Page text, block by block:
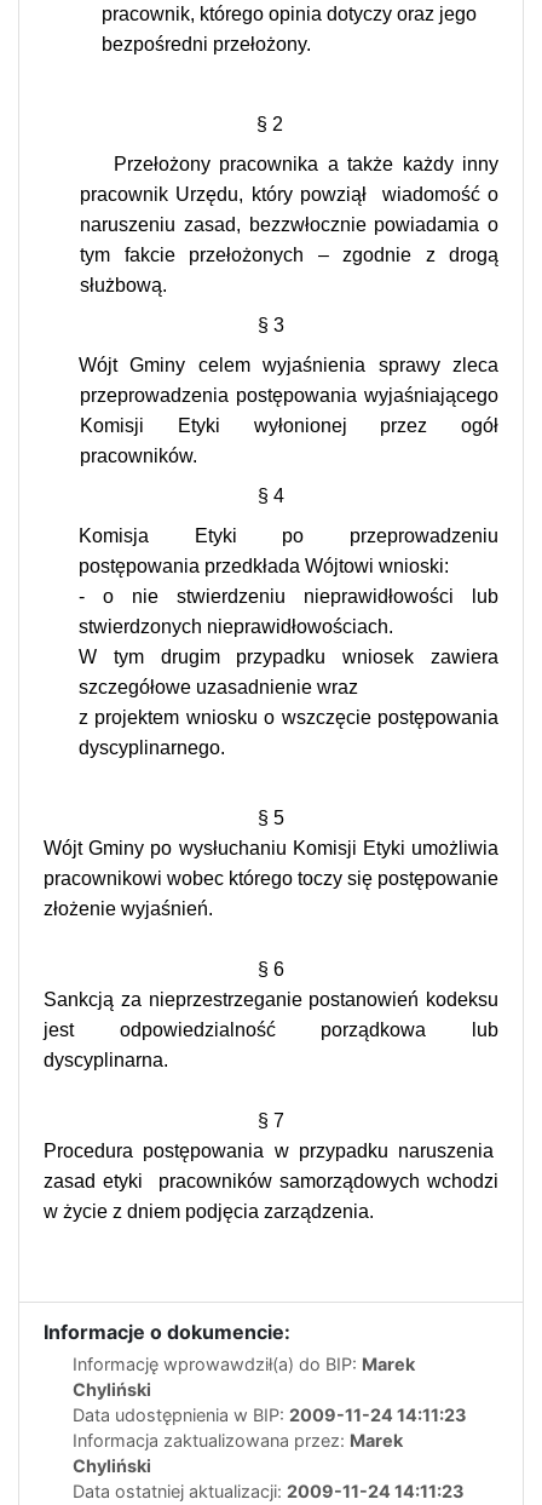
pracownik, którego opinia dotyczy oraz jego
bezpośredni przełożony.
§ 2
Przełożony pracownika a także każdy inny
pracownik Urzędu, który powziął
wiadomość o
naruszeniu zasad, bezzwłocznie powiadamia o
tym fakcie przełożonych – zgodnie z drogą
służbową.
§ 3
Wójt Gminy celem wyjaśnienia sprawy zleca
przeprowadzenia postępowania wyjaśniającego
Komisji Etyki wyłonionej przez ogół
pracowników.
§ 4
Komisja Etyki po przeprowadzeniu
postępowania przedkłada Wójtowi wnioski:
- o nie stwierdzeniu nieprawidłowości lub
stwierdzonych nieprawidłowościach.
W tym drugim przypadku wniosek zawiera
szczegółowe uzasadnienie wraz
z projektem wniosku o wszczęcie postępowania
dyscyplinarnego.
§ 5
Wójt Gminy po wysłuchaniu Komisji Etyki umożliwia
pracownikowi wobec którego toczy się postępowanie
złożenie wyjaśnień.
§ 6
Sankcją za nieprzestrzeganie postanowień kodeksu
jest odpowiedzialność porządkowa lub
dyscyplinarna.
§ 7
Procedura postępowania w przypadku naruszenia
zasad etyki
pracowników samorządowych wchodzi
w życie z dniem podjęcia zarządzenia.
Informacje o dokumencie:
Informację wprowawdził(a) do BIP: Marek
Chyliński
Data udostępnienia w BIP: 2009-11-24 14:11:23
Informacja zaktualizowana przez: Marek
Chyliński
Data ostatniej aktualizacji: 2009-11-24 14:11:23